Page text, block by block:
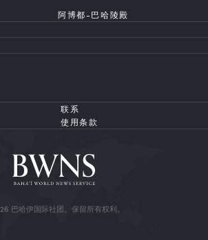
阿博都-巴哈陵殿
联系
使用条款
巴哈伊国际社团。保留所有权利。